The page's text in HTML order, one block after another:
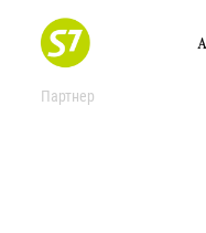
Партнер